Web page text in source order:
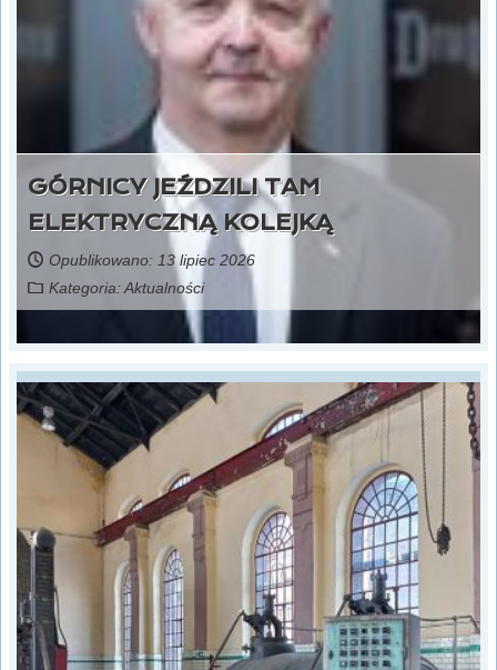
GÓRNICY JEŹDZILI TAM
ELEKTRYCZNĄ KOLEJKĄ
Opublikowano: 13 lipiec 2026
Kategoria:Aktualności